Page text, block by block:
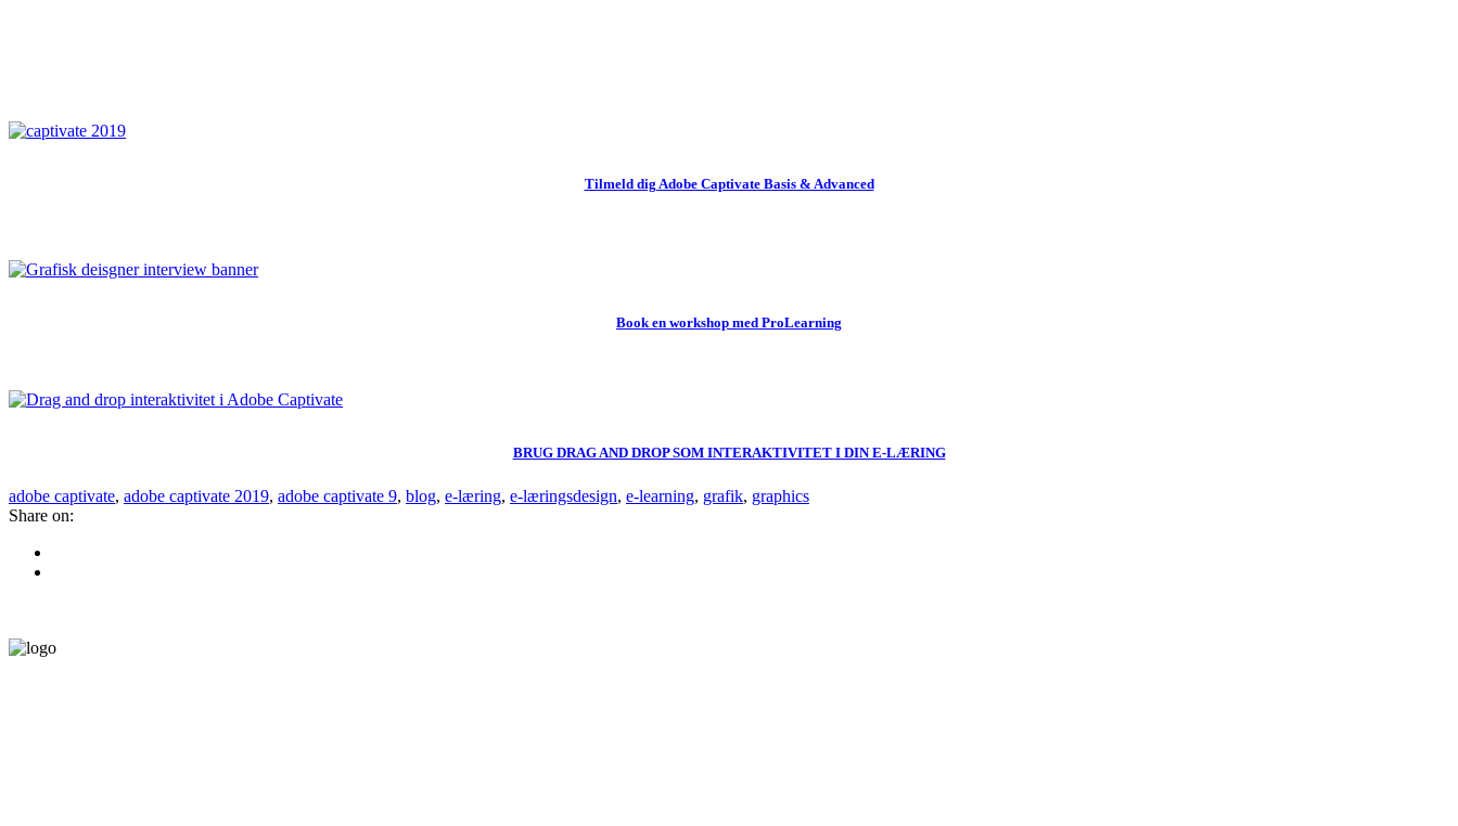
Tilmeld dig Adobe Captivate Basis & Advanced
Book en workshop med ProLearning
BRUG DRAG AND DROP SOM INTERAKTIVITET I DIN E-LÆRING
adobe captivate, adobe captivate 2019, adobe captivate 9, blog, e-læring, e-læringsdesign, e-learning, grafik, graphics
Share on: